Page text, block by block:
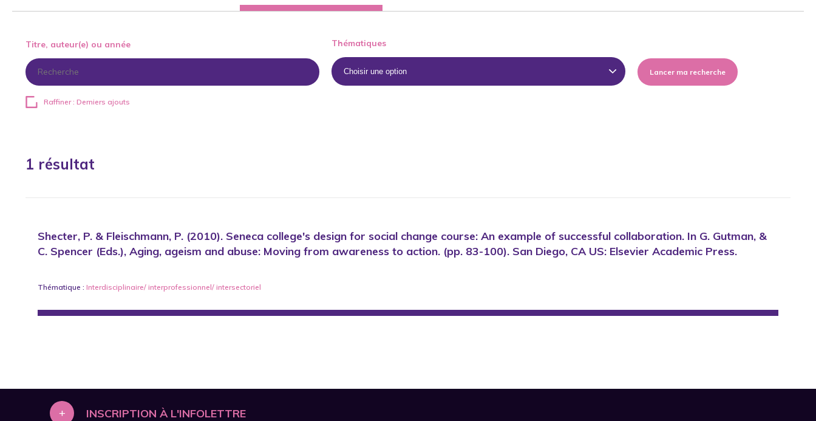
Titre, auteur(e) ou année Thématiques
Lancer ma recherche
Raffiner : Derniers ajouts
1 résultat
Shecter, P. & Fleischmann, P. (2010). Seneca college's design for social change course: An example of successful collaboration. In G. Gutman, &
C. Spencer (Eds.), Aging, ageism and abuse: Moving from awareness to action. (pp. 83-100). San Diego, CA US: Elsevier Academic Press.
Thématique : Interdisciplinaire/ interprofessionnel/ intersectoriel
+ INSCRIPTION À L'INFOLETTRE